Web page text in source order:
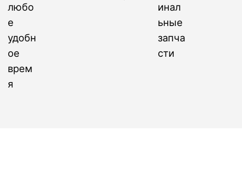
любо
е
удобн
ое
врем
я
инал
ьные
запча
сти